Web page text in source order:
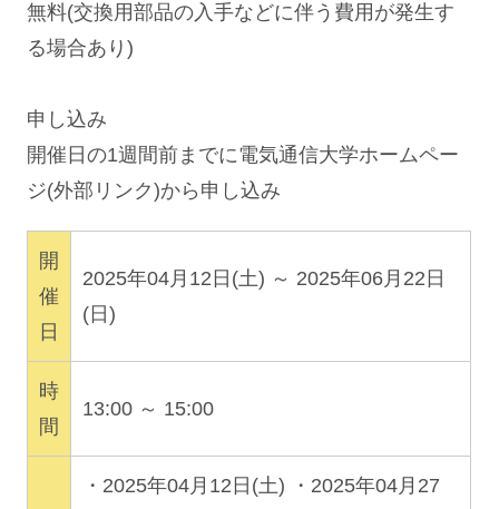
無料(交換用部品の入手などに伴う費用が発生す
る場合あり)
申し込み
開催日の1週間前までに電気通信大学ホームペー
ジ(外部リンク)から申し込み
開
催
日
2025年04月12日(土) ～ 2025年06月22日
(日)
時
間
13:00 ～ 15:00
・2025年04月12日(土) ・2025年04月27